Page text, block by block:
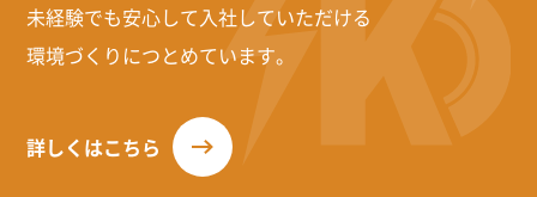
未経験でも安心して入社していただける
環境づくりにつとめています。
詳しくはこちら